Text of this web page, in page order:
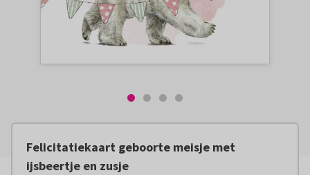
Felicitatiekaart geboorte meisje met
ijsbeertje en zusje